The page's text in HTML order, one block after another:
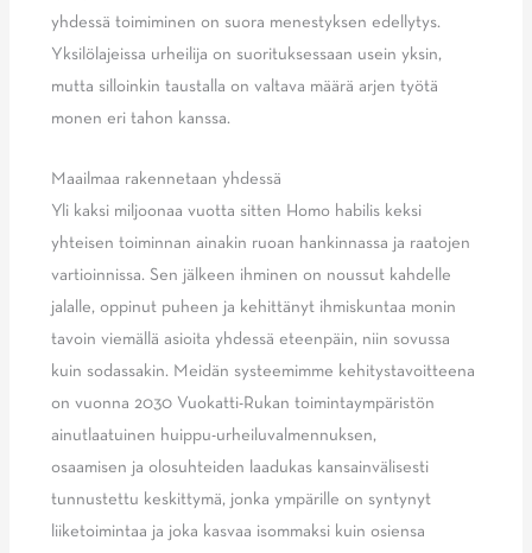
yhdessä toimiminen on suora menestyksen edellytys.
Yksilölajeissa urheilija on suorituksessaan usein yksin,
mutta silloinkin taustalla on valtava määrä arjen työtä
monen eri tahon kanssa.
Maailmaa rakennetaan yhdessä
Yli kaksi miljoonaa vuotta sitten Homo habilis keksi
yhteisen toiminnan ainakin ruoan hankinnassa ja raatojen
vartioinnissa. Sen jälkeen ihminen on noussut kahdelle
jalalle, oppinut puheen ja kehittänyt ihmiskuntaa monin
tavoin viemällä asioita yhdessä eteenpäin, niin sovussa
kuin sodassakin. Meidän systeemimme kehitystavoitteena
on vuonna 2030 Vuokatti-Rukan toimintaympäristön
ainutlaatuinen huippu-urheiluvalmennuksen,
osaamisen ja olosuhteiden laadukas kansainvälisesti
tunnustettu keskittymä, jonka ympärille on syntynyt
liiketoimintaa ja joka kasvaa isommaksi kuin osiensa